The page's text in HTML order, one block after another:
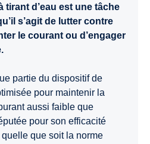
tirant d’eau est une tâche
s’agit de lutter contre
le courant ou d’engager
partie du dispositif de
pour maintenir la
aussi faible que
pour son efficacité
que soit la norme